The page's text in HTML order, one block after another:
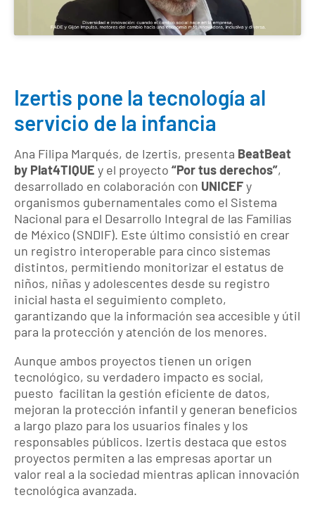
Izertis pone la tecnología al
servicio de la infancia
Ana Filipa Marqués, de Izertis, presenta BeatBeat
by Plat4TIQUE y el proyecto “Por tus derechos”,
desarrollado en colaboración con UNICEFy
organismos gubernamentales como el Sistema
Nacional para el Desarrollo Integral de las Familias
de México (SNDIF). Este último consistió en crear
un registro interoperable para cinco sistemas
distintos, permitiendo monitorizar el estatus de
niños, niñas y adolescentes desde su registro
inicial hasta el seguimiento completo,
garantizando que la información sea accesible y útil
para la protección y atención de los menores.
Aunque ambos proyectos tienen un origen
tecnológico, su verdadero impacto es social,
puesto facilitan la gestión eficiente de datos,
mejoran la protección infantil y generan beneficios
a largo plazo para los usuarios finales y los
responsables públicos. Izertis destaca que estos
proyectos permiten a las empresas aportar un
valor real a la sociedad mientras aplican innovación
tecnológica avanzada.